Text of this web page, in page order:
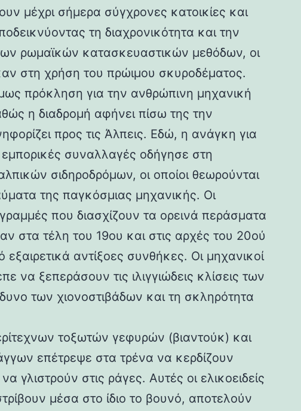
μέχρι σήμερα σύγχρονες κατοικίες και
τη διαχρονικότητα και την
ρωμαϊκών κατασκευαστικών μεθόδων, οι
στη χρήση του πρώιμου σκυροδέματος.
πρόκληση για την ανθρώπινη μηχανική
η διαδρομή αφήνει πίσω της την
προς τις Άλπεις. Εδώ, η ανάγκη για
εμπορικές συναλλαγές οδήγησε στη
σιδηροδρόμων, οι οποίοι θεωρούνται
της παγκόσμιας μηχανικής. Οι
που διασχίζουν τα ορεινά περάσματα
στα τέλη του 19ου και στις αρχές του 20ού
αντίξοες συνθήκες. Οι μηχανικοί
να ξεπεράσουν τις ιλιγγιώδεις κλίσεις των
των χιονοστιβάδων και τη σκληρότητα
τοξωτών γεφυρών (βιαντούκ) και
επέτρεψε στα τρένα να κερδίζουν
γλιστρούν στις ράγες. Αυτές οι ελικοειδείς
μέσα στο ίδιο το βουνό, αποτελούν